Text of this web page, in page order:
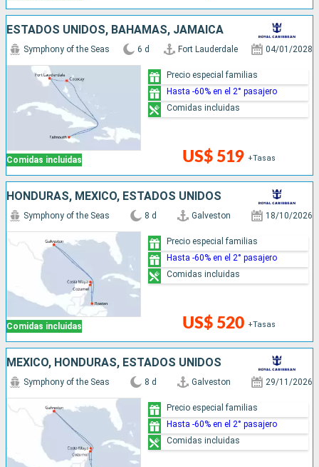
ESTADOS UNIDOS, BAHAMAS, JAMAICA
Comidas incluidas
Symphony of the Seas 6 d Fort Lauderdale 04/01/2028
US$ 519 +Tasas
Precio especial familias
Hasta -60% en el 2° pasajero
Comidas incluidas
HONDURAS, MÉXICO, ESTADOS UNIDOS
Comidas incluidas
Symphony of the Seas 8 d Galveston 18/10/2026
US$ 520 +Tasas
Precio especial familias
Hasta -60% en el 2° pasajero
Comidas incluidas
MÉXICO, HONDURAS, ESTADOS UNIDOS
Symphony of the Seas 8 d Galveston 29/11/2026
Precio especial familias
Hasta -60% en el 2° pasajero
Comidas incluidas